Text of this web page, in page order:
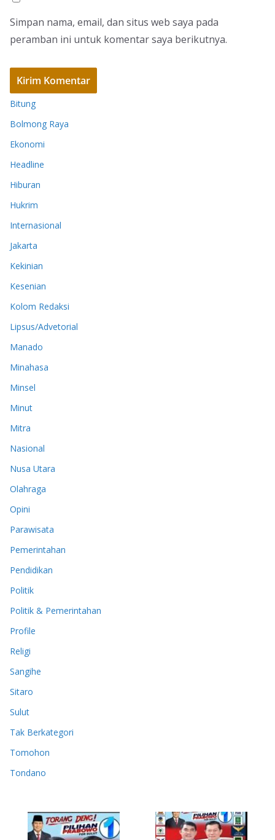
Simpan nama, email, dan situs web saya pada
peramban ini untuk komentar saya berikutnya.
Bitung
Bolmong Raya
Ekonomi
Headline
Hiburan
Hukrim
Internasional
Jakarta
Kekinian
Kesenian
Kolom Redaksi
Lipsus/Advetorial
Manado
Minahasa
Minsel
Minut
Mitra
Nasional
Nusa Utara
Olahraga
Opini
Parawisata
Pemerintahan
Pendidikan
Politik
Politik & Pemerintahan
Profile
Religi
Sangihe
Sitaro
Sulut
Tak Berkategori
Tomohon
Tondano